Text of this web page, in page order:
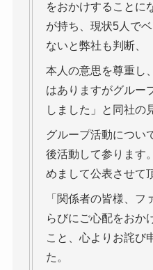
をおかけすることに
が持ち、現状5人で
ないと弊社も判断、
本人の意思を尊重し
はありますがグルー
しました」と同社の
グループ活動につい
後活動して参ります
めまして公表させて
「関係者の皆様、
らびにご心配をおか
こと、心よりお詫び
た。